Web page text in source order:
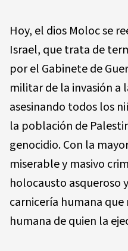
Hoy, el dios Moloc se
Israel, que trata de
por el Gabinete de
militar de la invasión a
asesinando todos los
la población de
genocidio. Con la
miserable y masivo
holocausto asqueroso
carnicería humana
humana de quien la